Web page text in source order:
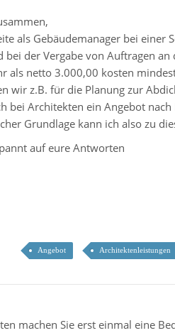
als Gebäudemanager bei einer
bei der Vergabe von Auftragen
als netto 3.000,00 kosten
wir z.B. für die Planung zur
bei Architekten ein Angebot
Grundlage kann ich also zu
auf eure Antworten
Angebot Architektenleistungen
machen Sie erst einmal eine